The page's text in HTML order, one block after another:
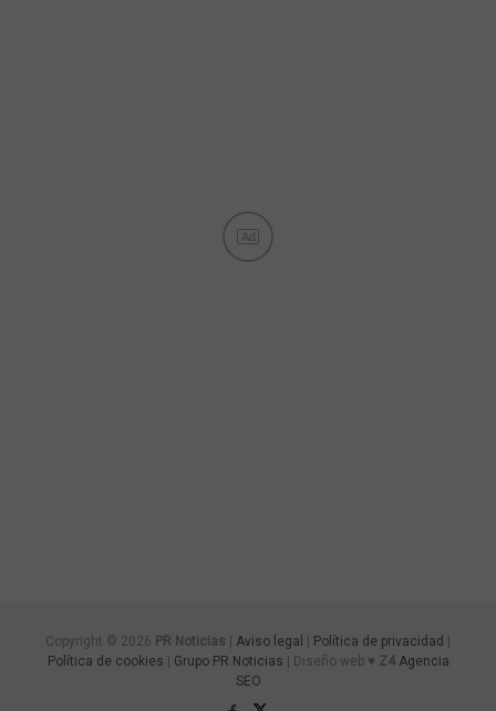
Ad
Copyright © 2026 PR Noticias Aviso legal Política de privacidad
Política de cookies
Grupo PR Noticias | Diseño web ♥ Z4 Agencia
SEO